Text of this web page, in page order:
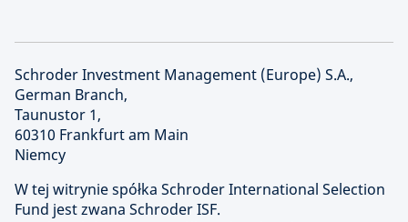
Schroder Investment Management (Europe) S.A.,
German Branch,
Taunustor 1,
60310 Frankfurt am Main
Niemcy
W tej witrynie spółka Schroder International Selection
Fund jest zwana Schroder ISF.